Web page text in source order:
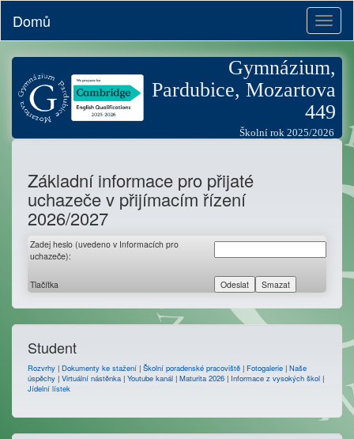
Domů
Gymnázium,
Pardubice, Mozartova
449
Školní rok 2025/2026
Základní informace pro přijaté
uchazeče v přijímacím řízení
2026/2027
Zadej heslo (uvedeno v Informacích pro
uchazeče):
Tlačítka
Student
Rozvrhy | Dokumenty ke stažení | Školní poradenské pracoviště | Fotogalerie | Naše
úspěchy | Virtuální nástěnka | Youtube kanál | Maturita 2026 | Informace z vysokých škol |
Jídelní lístek